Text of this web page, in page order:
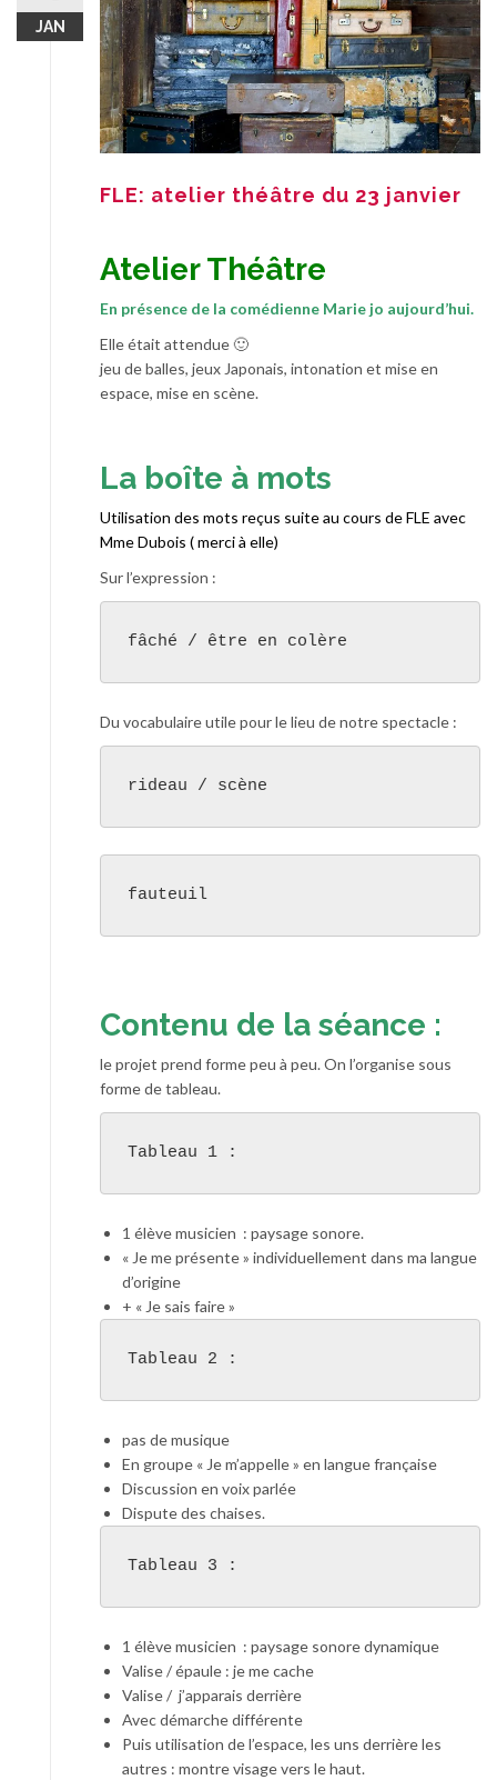
JAN
FLE: atelier théâtre du 23 janvier
Atelier Théâtre
En présence de la comédienne Marie jo aujourd’hui.
Elle était attendue 🙂
jeu de balles, jeux Japonais, intonation et mise en
espace, mise en scène.
La boîte à mots
Utilisation des mots reçus suite au cours de FLE avec
Mme Dubois ( merci à elle)
Sur l’expression :
fâché / être en colère
Du vocabulaire utile pour le lieu de notre spectacle :
rideau / scène
fauteuil
Contenu de la séance :
le projet prend forme peu à peu. On l’organise sous
forme de tableau.
Tableau 1 :
1 élève musicien : paysage sonore.
« Je me présente » individuellement dans ma langue
d’origine
+ « Je sais faire »
Tableau 2 :
pas de musique
En groupe « Je m’appelle » en langue française
Discussion en voix parlée
Dispute des chaises.
Tableau 3 :
1 élève musicien : paysage sonore dynamique
Valise / épaule : je me cache
Valise / j’apparais derrière
Avec démarche différente
Puis utilisation de l’espace, les uns derrière les
autres : montre visage vers le haut.